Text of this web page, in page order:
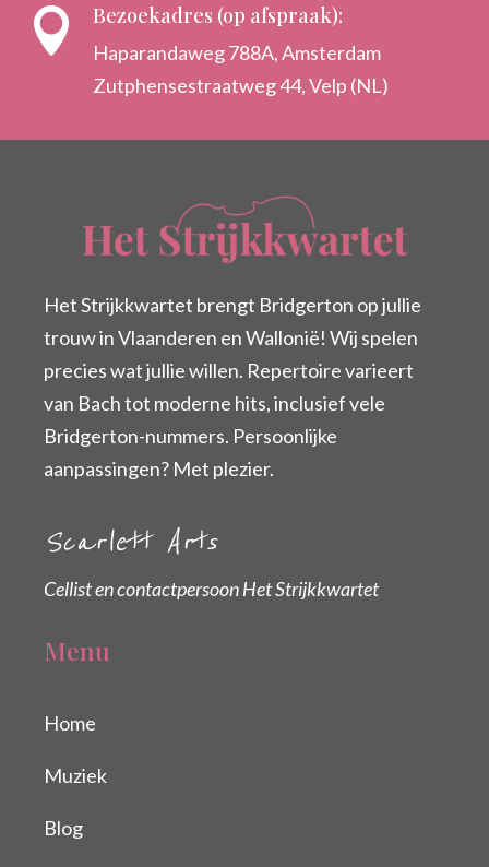
 Bezoekadres (op afspraak):
Haparandaweg 788A, Amsterdam
Zutphensestraatweg 44, Velp (NL)
Het Strijkkwartet brengt Bridgerton op jullie
trouw in Vlaanderen en Wallonië! Wij spelen
precies wat jullie willen. Repertoire varieert
van Bach tot moderne hits, inclusief vele
Bridgerton-nummers. Persoonlijke
aanpassingen? Met plezier.
Scarlett Arts
Cellist en contactpersoon Het Strijkkwartet
Menu
Home
Muziek
Blog